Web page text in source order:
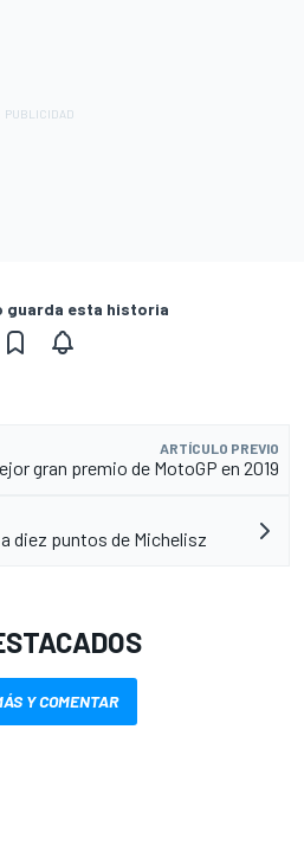
guarda esta historia
ARTÍCULO PREVIO
gran premio de MotoGP en 2019
diez puntos de Michelisz
Y COMENTAR